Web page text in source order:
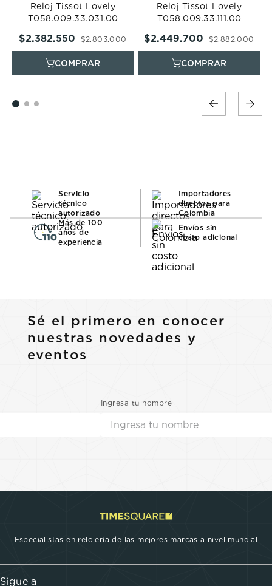
Reloj Tissot Lovely
T058.009.33.031.00
$2.803.000
$2.382.550
Reloj Tissot Lovely
T058.009.33.111.00
$2.882.000
$2.449.700
Servicio
técnico
autorizado
Importadores
directos para
Colombia
Más de 100
años de
experiencia
Envíos sin
costo adicional
Sé el primero en conocer
nuestras novedades y
eventos
Ingresa tu nombre
Especialistas en relojería de las mejores marcas a nivel mundial
Sigue a